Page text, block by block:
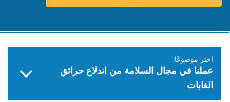
اختر موضوعًا:
عملنا في مجال السلامة من اندلاع حرائق
الغابات